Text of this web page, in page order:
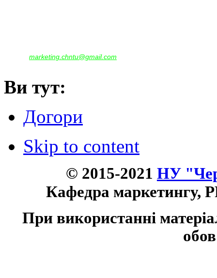
marketing.chntu@gmail.com
Ви тут:
Догори
Skip to content
© 2015-2021 НУ
Кафедра маркетингу,
При використанні